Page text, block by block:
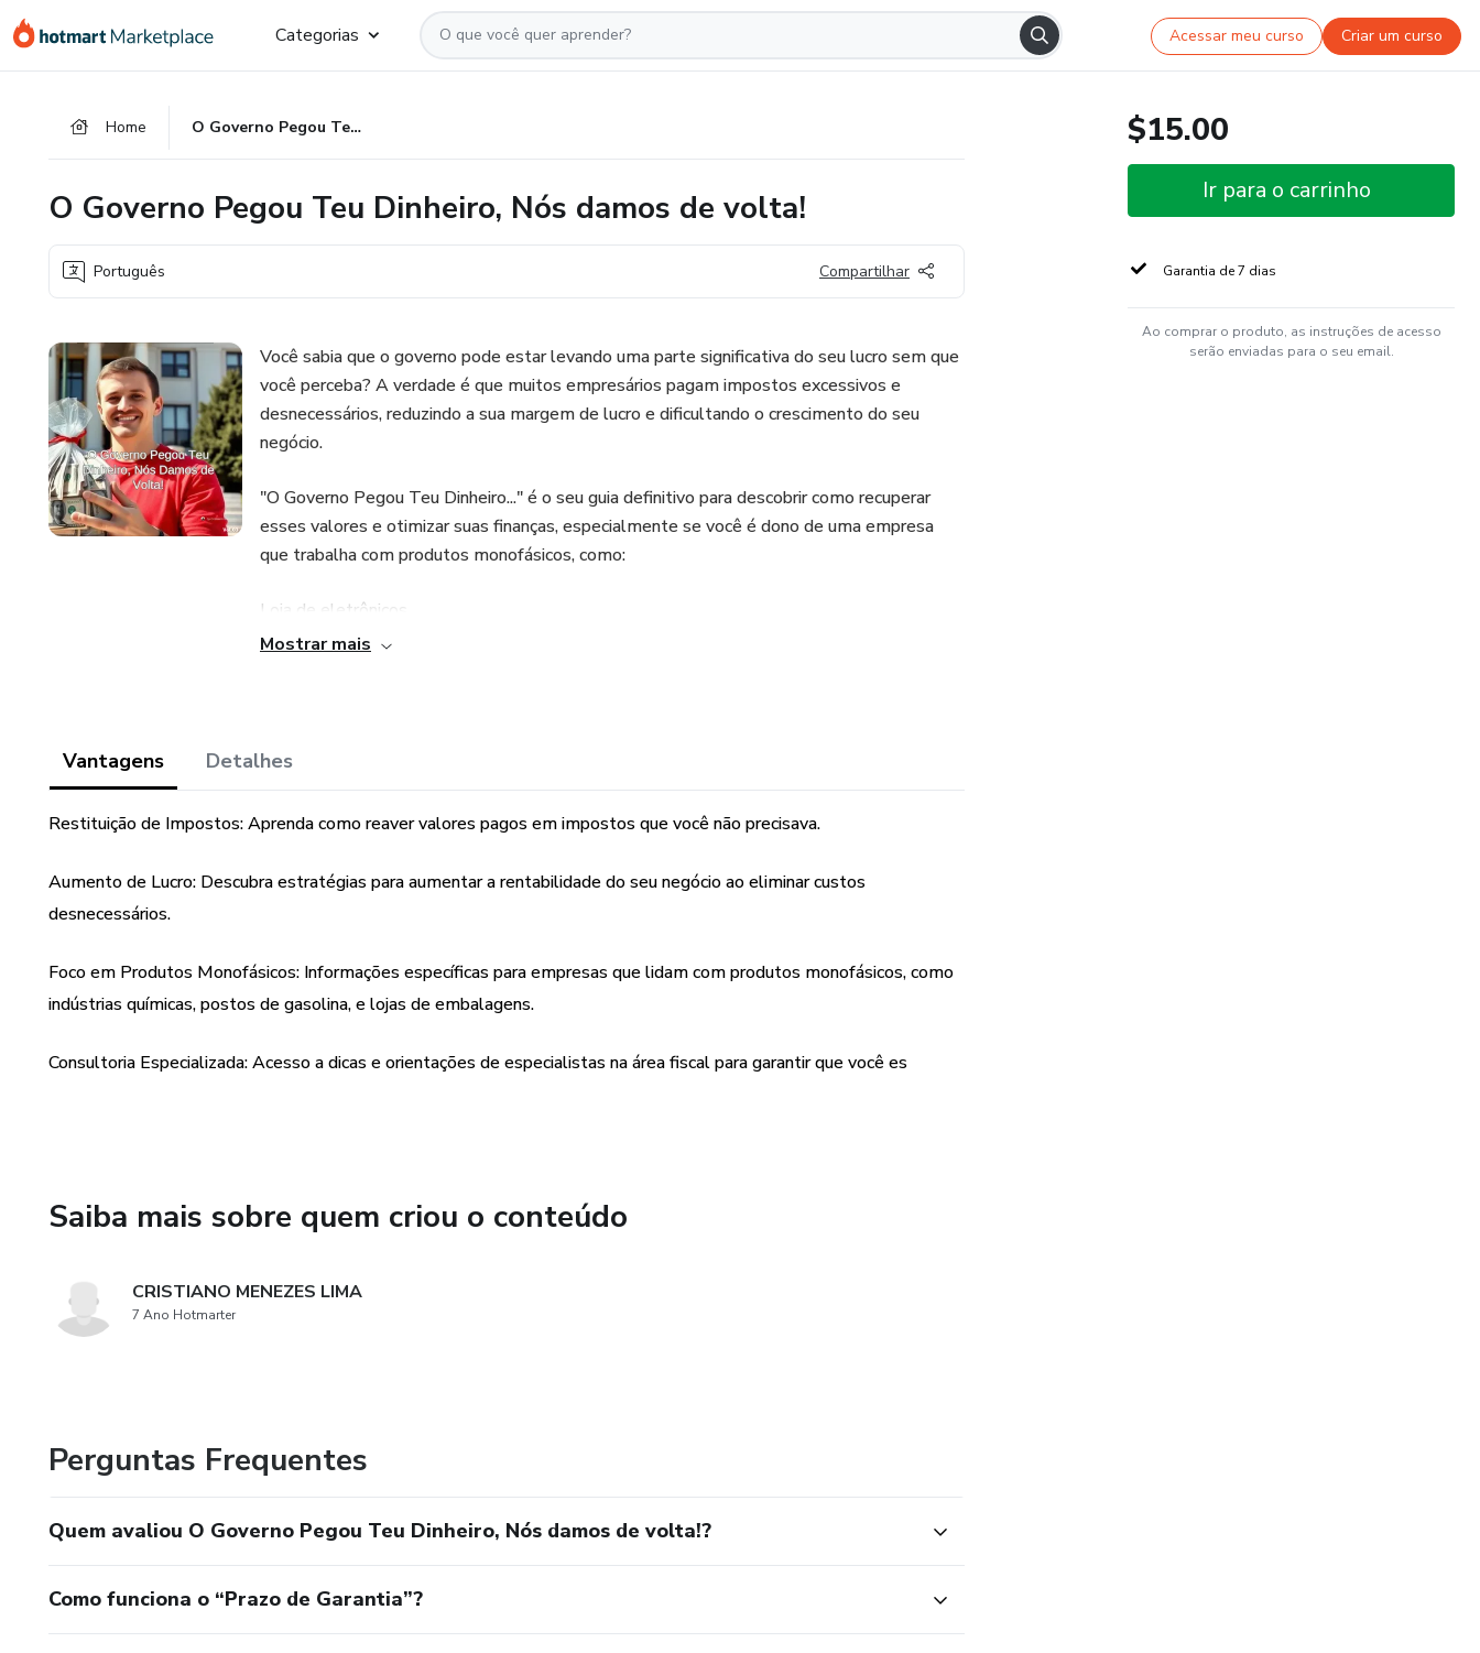
para
para
para
Categorias Acessar meu curso Criar um curso
Home O Governo Pegou Teu Dinheiro, Nós damos de volta!
O Governo Pegou Teu Dinheiro, Nós damos de volta!
Português Compartilhar
Você sabia que o governo pode estar levando uma parte significativa do seu lucro sem que
você perceba? A verdade é que muitos empresários pagam impostos excessivos e
desnecessários, reduzindo a sua margem de lucro e dificultando o crescimento do seu
negócio.
"O Governo Pegou Teu Dinheiro..." é o seu guia definitivo para descobrir como recuperar
esses valores e otimizar suas finanças, especialmente se você é dono de uma empresa
que trabalha com produtos monofásicos, como:
Loja de eletrônicos
Fabricantes de produtos químicos
Postos de gasolina
Este eBook revelador é voltado para empresários que lidam com esses tipos de produtos.
Com apenas 8 páginas de conteúdo direto e valioso, você aprenderá:
Desmistificar o sistema tributário: Entenda como funciona a cobrança de impostos e
Adquira agora o seu exemplar de "O Governo Pegou Teu Dinheiro..." e comece a jornada
rumo à liberdade financeira!
Mostrar mais
Vantagens Detalhes
Restituição de Impostos: Aprenda como reaver valores pagos em impostos que você não precisava.
Aumento de Lucro: Descubra estratégias para aumentar a rentabilidade do seu negócio ao eliminar custos
desnecessários.
Foco em Produtos Monofásicos: Informações específicas para empresas que lidam com produtos monofásicos, como
indústrias químicas, postos de gasolina, e lojas de embalagens.
Consultoria Especializada: Acesso a dicas e orientações de especialistas na área fiscal para garantir que você es
Saiba mais sobre quem criou o conteúdo
CRISTIANO MENEZES LIMA
7 Ano Hotmarter
Perguntas Frequentes
Quem avaliou O Governo Pegou Teu Dinheiro, Nós damos de volta!?
Como funciona o “Prazo de Garantia”?
$15.00
Ir para o carrinho
Garantia de 7 dias
Ao comprar o produto, as instruções de acesso
serão enviadas para o seu email.